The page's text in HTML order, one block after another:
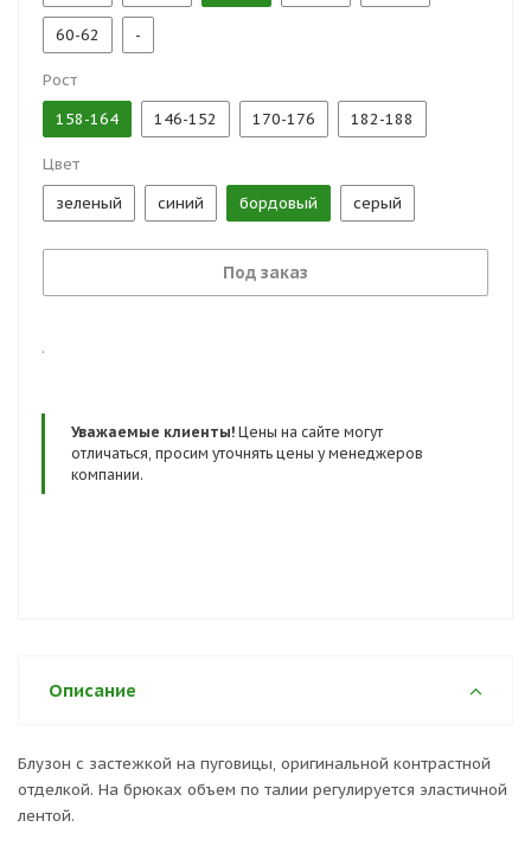
60-62 -
Рост
158-164
146-152 170-176 182-188
Цвет
зеленый
синий бордовый серый
Под заказ
.
Уважаемые клиенты! Цены на сайте могут
отличаться, просим уточнять цены у менеджеров
компании.
Описание
Блузон с застежкой на пуговицы, оригинальной контрастной
отделкой. На брюках объем по талии регулируется эластичной
лентой.